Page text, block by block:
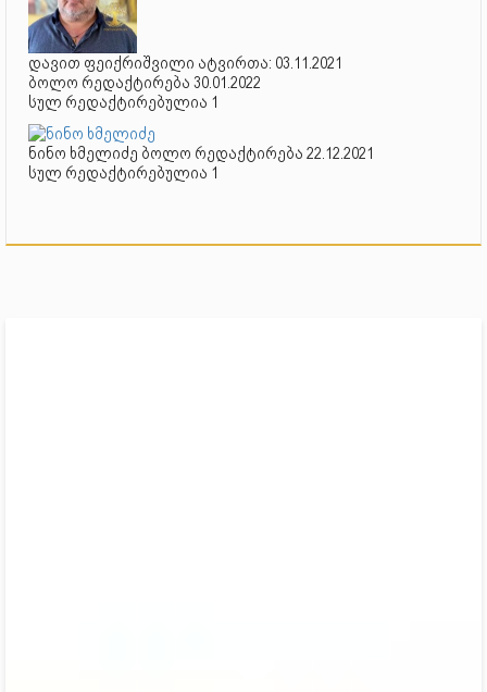
დავით ფეიქრიშვილი ატვირთა: 03.11.2021
ბოლო რედაქტირება 30.01.2022
სულ რედაქტირებულია 1
ნინო ხმელიძე ბოლო რედაქტირება 22.12.2021
სულ რედაქტირებულია 1